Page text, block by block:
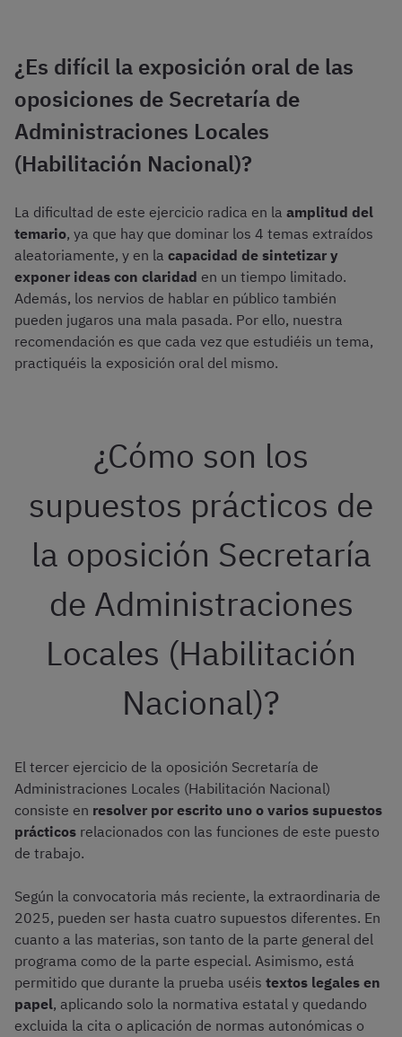
¿Es difícil la exposición oral de las
oposiciones de Secretaría de
Administraciones Locales
(Habilitación Nacional)?
La dificultad de este ejercicio radica en la amplitud del
temario, ya que hay que dominar los 4 temas extraídos
aleatoriamente, y en la capacidad de sintetizar y
exponer ideas con claridad en un tiempo limitado.
Además, los nervios de hablar en público también
pueden jugaros una mala pasada. Por ello, nuestra
recomendación es que cada vez que estudiéis un tema,
practiquéis la exposición oral del mismo.
¿Cómo son los
supuestos prácticos de
la oposición Secretaría
de Administraciones
Locales (Habilitación
Nacional)?
El tercer ejercicio de la oposición Secretaría de
Administraciones Locales (Habilitación Nacional)
consiste en resolver por escrito uno o varios supuestos
prácticos relacionados con las funciones de este puesto
de trabajo.
Según la convocatoria más reciente, la extraordinaria de
2025, pueden ser hasta cuatro supuestos diferentes. En
cuanto a las materias, son tanto de la parte general del
programa como de la parte especial. Asimismo, está
permitido que durante la prueba uséis textos legales en
papel, aplicando solo la normativa estatal y quedando
excluida la cita o aplicación de normas autonómicas o